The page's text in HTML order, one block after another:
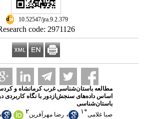
‎ 10.52547/jra.9.2.379
code: 2971126
مطالعه باستان‌شناسی غرب کرمانشاه و
اساس داده‌های سنجش‌ازدور با نگاه کاربردی
باستان‌شناسی
صبا غلامی*۱ ، رضا مهرآفرین۲ ،